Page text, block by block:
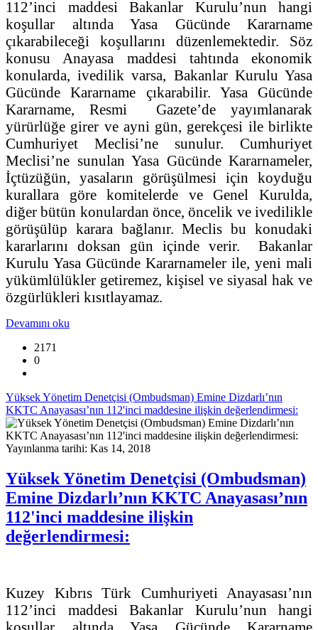
112’inci maddesi Bakanlar Kurulu’nun hangi
koşullar altında Yasa Gücünde Kararname
çıkarabileceği koşullarını düzenlemektedir. Söz
konusu Anayasa maddesi tahtında ekonomik
konularda, ivedilik varsa, Bakanlar Kurulu Yasa
Gücünde Kararname çıkarabilir. Yasa Gücünde
Kararname, Resmi Gazete’de yayımlanarak
yürürlüğe girer ve ayni gün, gerekçesi ile birlikte
Cumhuriyet Meclisi’ne sunulur. Cumhuriyet
Meclisi’ne sunulan Yasa Gücünde Kararnameler,
İçtüzüğün, yasaların görüşülmesi için koyduğu
kurallara göre komitelerde ve Genel Kurulda,
diğer bütün konulardan önce, öncelik ve ivedilikle
görüşülüp karara bağlanır. Meclis bu konudaki
kararlarını doksan gün içinde verir. Bakanlar
Kurulu Yasa Gücünde Kararnameler ile, yeni mali
yükümlülükler getiremez, kişisel ve siyasal hak ve
özgürlükleri kısıtlayamaz.
Devamını oku
2171
0
Yüksek Yönetim Denetçisi (Ombudsman) Emine Dizdarlı’nın
KKTC Anayasası’nın 112'inci maddesine ilişkin değerlendirmesi:
Yayınlanma tarihi: Kas 14, 2018
Yüksek Yönetim Denetçisi (Ombudsman)
Emine Dizdarlı’nın KKTC Anayasası’nın
112'inci maddesine ilişkin
değerlendirmesi:
Kuzey Kıbrıs Türk Cumhuriyeti Anayasası’nın
112’inci maddesi Bakanlar Kurulu’nun hangi